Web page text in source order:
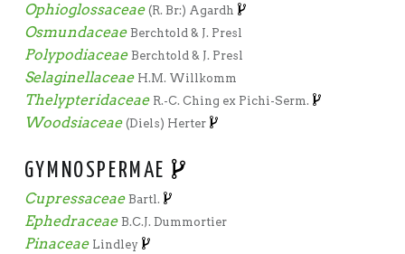
Ophioglossaceae (R. Br:) Agardh
Osmundaceae Berchtold & J. Presl
Polypodiaceae Berchtold & J. Presl
Selaginellaceae H.M. Willkomm
Thelypteridaceae R.-C. Ching ex Pichi-Serm.
Woodsiaceae (Diels) Herter
GYMNOSPERMAE
Cupressaceae Bartl.
Ephedraceae B.C.J. Dummortier
Pinaceae Lindley